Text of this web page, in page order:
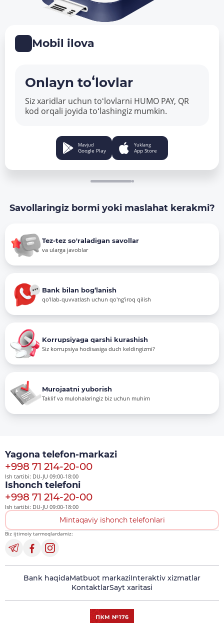
Mobil ilova
Onlayn toʻlovlar
Siz xaridlar uchun toʻlovlarni HUMO PAY, QR
kod orqali joyida toʻlashingiz mumkin.
Mavjud
Google Play
Yuklang
App Store
Savollaringiz bormi yoki maslahat kerakmi?
Tez-tez so'raladigan savollar
va ularga javoblar
Bank bilan bog‘lanish
qo'llab-quvvatlash uchun qo'ng'iroq qilish
Korrupsiyaga qarshi kurashish
Siz korrupsiya hodisasiga duch keldingizmi?
Murojaatni yuborish
Taklif va mulohalaringiz biz uchun muhim
Yagona telefon-markazi
+998 71 214-20-00
Ish tartibi: DU-JU 09:00-18:00
Ishonch telefoni
+998 71 214-20-00
Ish tartibi: DU-JU 09:00-18:00
Mintaqaviy ishonch telefonlari
Biz ijtimoiy tarmoqlardamiz:
Bank haqidaMatbuot markaziInteraktiv xizmatlar
KontaktlarSayt xaritasi